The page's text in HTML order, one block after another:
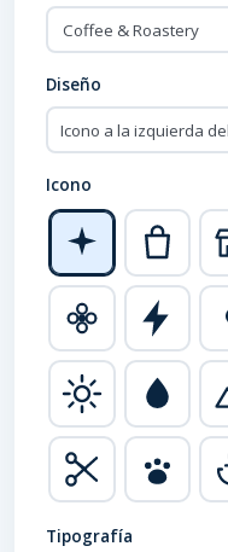
Diseño
Icono
Tipografía